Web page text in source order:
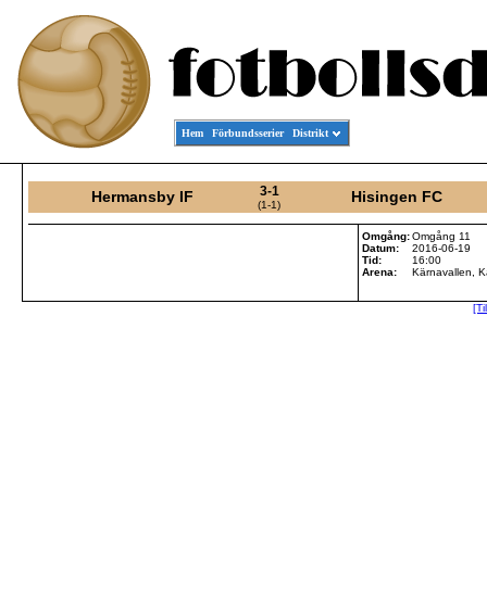
Hem Förbundsserier Distrikt
Hermansby IF 3-1
(1-1) Hisingen FC
Omgång:Omgång 11
Datum:
2016-06-19
Tid:
16:00
Arena:
Kärnavallen,